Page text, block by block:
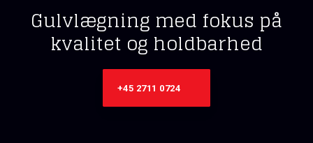
Gulvlægning med fokus på
kvalitet og holdbarhed
+45 2711 0724​